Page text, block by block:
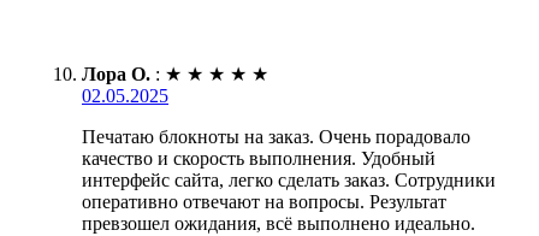
Лора О. : ★ ★ ★ ★ ★
02.05.2025
Печатаю блокноты на заказ. Очень порадовало
качество и скорость выполнения. Удобный
интерфейс сайта, легко сделать заказ. Сотрудники
оперативно отвечают на вопросы. Результат
превзошел ожидания, всё выполнено идеально.